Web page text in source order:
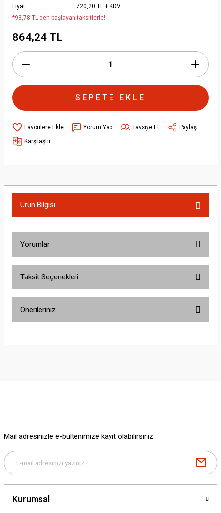
Fiyat
720,20 TL + KDV
*93,78 TL den başlayan taksitlerle!
864,24 TL
SEPETE EKLE
Yorum Yap Tavsiye Et
Paylaş
Karşılaştır
Ürün Bilgisi
Yorumlar
Taksit Seçenekleri
Önerileriniz
yetersiz gördüğünüz noktaları öneri formunu kullanarak tarafımıza
Bu ürüne benzer farklı alternatifler olmalı.
Mail adresinizle e-bültenimize kayıt olabilirsiniz.
Kurumsal